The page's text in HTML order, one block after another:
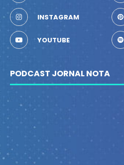
INSTAGRAM
YOUTUBE
PODCAST JORNAL NOTA